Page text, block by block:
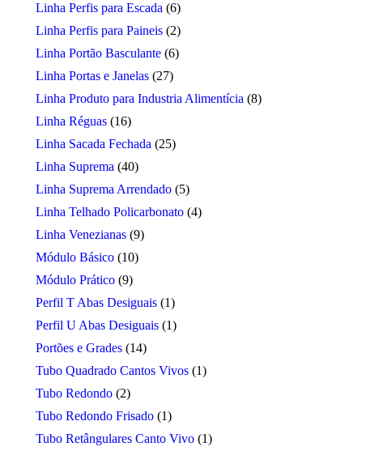
Linha Perfis para Escada (6)
Linha Perfis para Paineis (2)
Linha Portão Basculante (6)
Linha Portas e Janelas (27)
Linha Produto para Industria Alimentícia (8)
Linha Réguas (16)
Linha Sacada Fechada (25)
Linha Suprema (40)
Linha Suprema Arrendado (5)
Linha Telhado Policarbonato (4)
Linha Venezianas (9)
Módulo Básico (10)
Módulo Prático (9)
Perfil T Abas Desiguais (1)
Perfil U Abas Desiguais (1)
Portões e Grades (14)
Tubo Quadrado Cantos Vivos (1)
Tubo Redondo (2)
Tubo Redondo Frisado (1)
Tubo Retângulares Canto Vivo (1)